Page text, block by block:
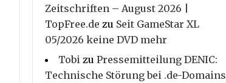
Zeitschriften – August 2026 |
TopFree.de zu Seit GameStar XL
05/2026 keine DVD mehr
Tobi zu Pressemitteilung DENIC:
Technische Störung bei .de-Domains